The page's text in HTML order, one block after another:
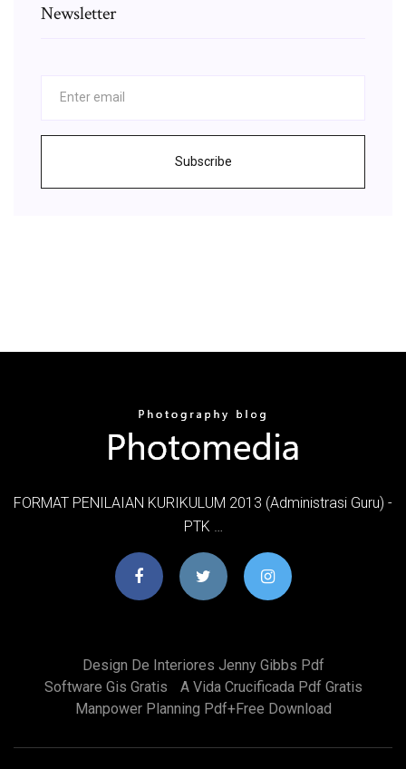
Newsletter
Subscribe
FORMAT PENILAIAN KURIKULUM 2013 (Administrasi Guru) -
PTK …
Design De Interiores Jenny Gibbs Pdf
Software Gis Gratis
A Vida Crucificada Pdf Gratis
Manpower Planning Pdf+free Download